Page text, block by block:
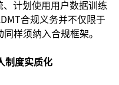
计划使用用户数据训练
合规义务并不仅限于
样须纳入合规框架。
制度实质化